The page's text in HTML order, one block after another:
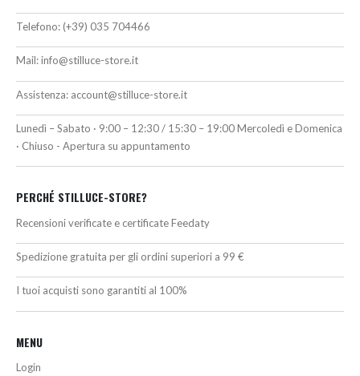
Telefono: (+39) 035 704466
Mail:info@stilluce-store.it
Assistenza: account@stilluce-store.it
Lunedì – Sabato · 9:00 – 12:30 / 15:30 – 19:00 Mercoledì e Domenica
· Chiuso - Apertura su appuntamento
PERCHÉ STILLUCE-STORE?
Recensioni verificate e certificate Feedaty
Spedizione gratuita per gli ordini superiori a 99 €
I tuoi acquisti sono garantiti al 100%
MENU
Login